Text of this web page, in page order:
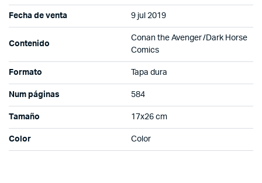
Fecha de venta 9 jul 2019
Contenido
Conan the Avenger / Dark Horse
Comics
Formato Tapa dura
Num páginas 584
Tamaño 17x26 cm
Color Color